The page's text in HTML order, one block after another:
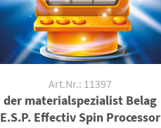
Art.Nr.: 11397
der materialspezialist Belag
E.S.P. Effectiv Spin Processor